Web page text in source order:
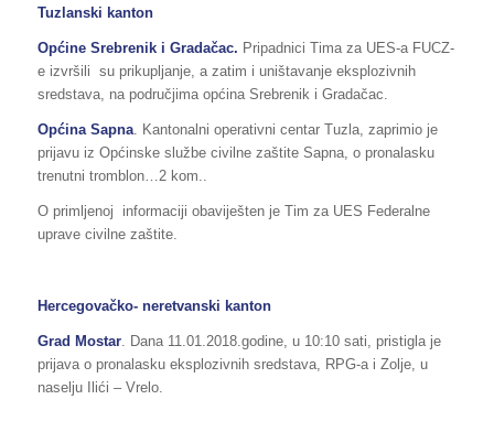
Tuzlanski kanton
Općine Srebrenik i Gradačac. Pripadnici Tima za UES-a FUCZ-
e izvršili su prikupljanje, a zatim i uništavanje eksplozivnih
sredstava, na područjima općina Srebrenik i Gradačac.
Općina Sapna. Kantonalni operativni centar Tuzla, zaprimio je
prijavu iz Općinske službe civilne zaštite Sapna, o pronalasku
trenutni tromblon…2 kom..
O primljenoj informaciji obaviješten je Tim za UES Federalne
uprave civilne zaštite.
Hercegovačko- neretvanski kanton
Grad Mostar. Dana 11.01.2018.godine, u 10:10 sati, pristigla je
prijava o pronalasku eksplozivnih sredstava, RPG-a i Zolje, u
naselju Ilići – Vrelo.